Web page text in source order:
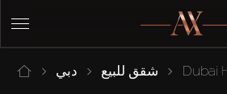
دبي شقق للبيع Dubai